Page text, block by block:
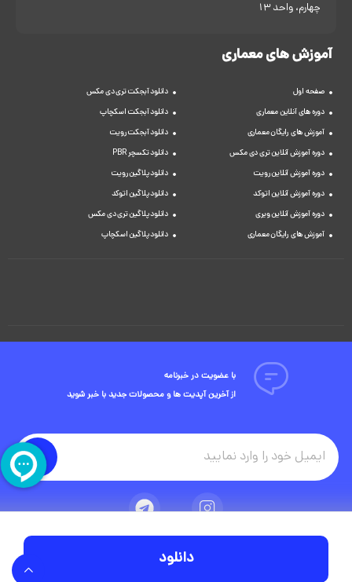
دانلود
چهارم، واحد 13
آموزش های معماری
صفحه اول
دوره های آنلاین معماری
آموزش های رایگان معماری
دوره آموزش آنلاین تری دی مکس
دوره آموزش آنلاین رویت
دوره آموزش آنلاین اتوکد
دوره آموزش آنلاین ویری
آموزش های رایگان معماری
دانلود آبجکت تری دی مکس
دانلود آبجکت اسکچاپ
دانلود آبجکت رویت
دانلود تکسچر PBR
دانلود پلاگین رویت
دانلود پلاگین اتوکد
دانلود پلاگین تری دی مکس
دانلود پلاگین اسکچاپ
با عضویت در خبرنامه
از آخرین آپدیت ها و محصولات جدید با خبر شوید
تمامی حقوق مادی و معنوی این وبسایت متعلق به شرکت ویوید ویژوال است.